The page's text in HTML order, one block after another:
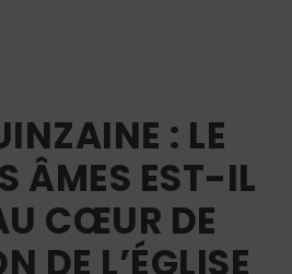
: LE
ÂMES EST-IL
CŒUR DE